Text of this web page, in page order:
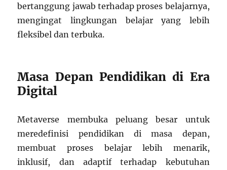
bertanggung jawab terhadap proses belajarnya,
mengingat lingkungan belajar yang lebih
fleksibel dan terbuka.
Masa Depan Pendidikan di Era
Digital
Metaverse membuka peluang besar untuk
meredefinisi pendidikan di masa depan,
membuat proses belajar lebih menarik,
inklusif, dan adaptif terhadap kebutuhan